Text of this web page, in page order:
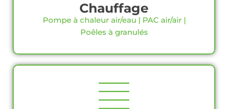
Chauffage
Pompe à chaleur air/eau | PAC air/air |
Poêles à granulés